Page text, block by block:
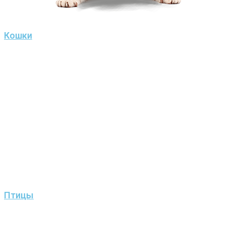
Кошки
Птицы